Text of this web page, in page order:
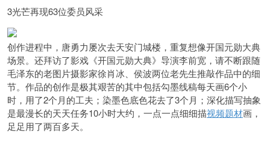
3光芒再现63位委员风采
创作进程中，唐勇力屡次去天安门城楼，重复想像开国元勋大典
场景。还拜访了影戏《开国元勋大典》导演李前宽，请不断跟随
毛泽东的老图片摄影家徐肖冰、侯波两位老先生推敲作品中的细
节。作品的创作是极其艰苦的其中包括勾墨线稿每天画6个小
时，用了2个月的工夫；染墨色底色花去了3个月；深化描写抽象
是最漫长的天天任务10小时大约，一点一点细细描视频题材画，
足足用了两百多天。